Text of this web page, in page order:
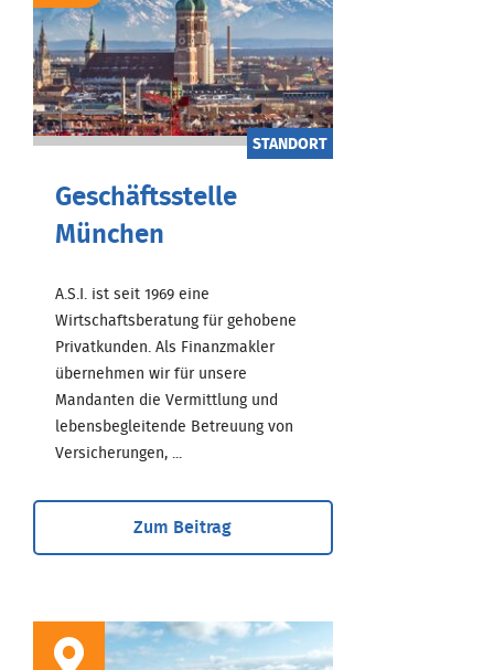
STANDORT
Geschäftsstelle
München
A.S.I. ist seit 1969 eine
Wirtschaftsberatung für gehobene
Privatkunden. Als Finanzmakler
übernehmen wir für unsere
Mandanten die Vermittlung und
lebensbegleitende Betreuung von
Versicherungen, ...
Zum Beitrag